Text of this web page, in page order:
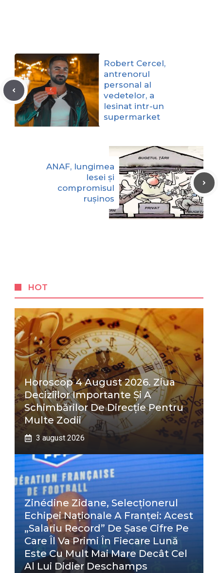
Robert Cercel,
antrenorul
personal al
vedetelor, a
lesinat intr-un
supermarket
ANAF, lungimea
lesei și
compromisul
rușinos
HOT
Horoscop 4 August 2026. Ziua
Deciziilor Importante Și A
Schimbărilor De Direcție Pentru
Multe Zodii
3 august 2026
Zinédine Zidane, Selecționerul
Echipei Naționale A Franței: Acest
„salariu Record” De Șase Cifre Pe
Care Îl Va Primi În Fiecare Lună
Este Cu Mult Mai Mare Decât Cel
Al Lui Didier Deschamps